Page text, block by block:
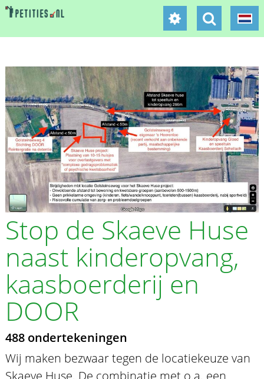
Stop de Skaeve Huse
naast kinderopvang,
kaasboerderij en
DOOR
488 ondertekeningen
Wij maken bezwaar tegen de locatiekeuze van
Skaeve Huse. De combinatie met o.a. een